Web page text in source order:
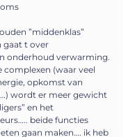
”middenklas”
gaat t over
onderhoud verwarming.
(waar veel
opkomst van
wordt er meer gewicht
en het
beide functies
gaan maken…. ik heb